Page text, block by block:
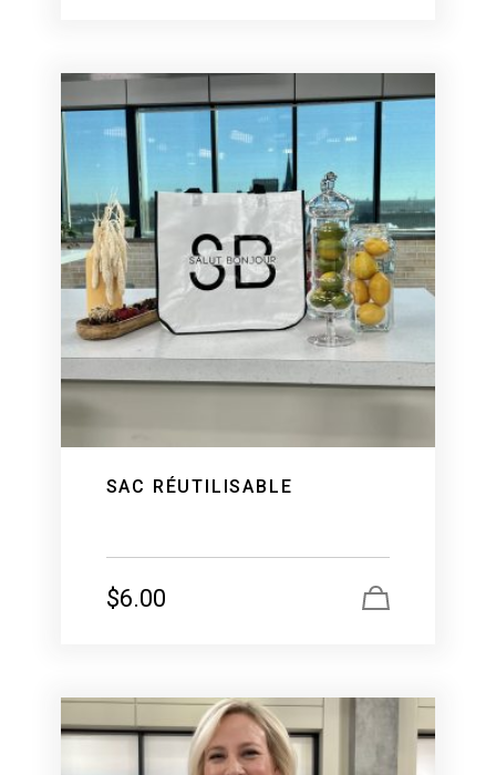
SAC RÉUTILISABLE
$6.00